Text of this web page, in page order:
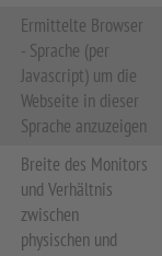
Ermittelte Browser
- Sprache (per
Javascript) um die
Webseite in dieser
Sprache anzuzeigen
Breite des Monitors
und Verhältnis
zwischen
physischen und